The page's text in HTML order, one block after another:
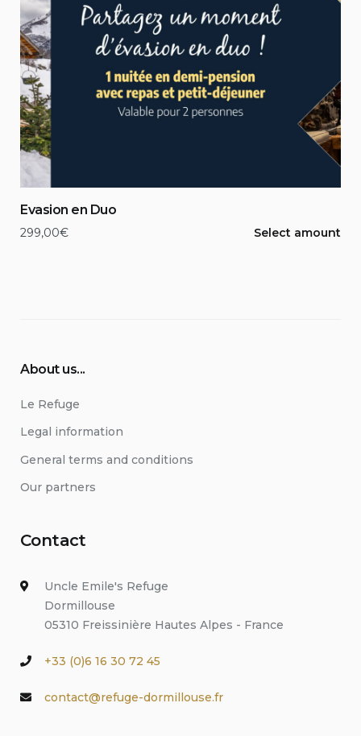
Evasion en Duo
299,00€ Select amount
About us...
Le Refuge
Legal information
General terms and conditions
Our partners
Contact
Uncle Emile's Refuge
Dormillouse
05310 Freissinière Hautes Alpes - France
+33 (0)6 16 30 72 45
contact@refuge-dormillouse.fr